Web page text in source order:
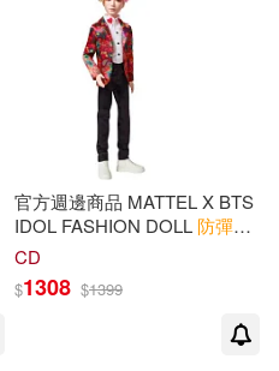
官方週邊商品 MATTEL X BTS
IDOL FASHION DOLL 防彈少
年團
CD
$1308 $1399